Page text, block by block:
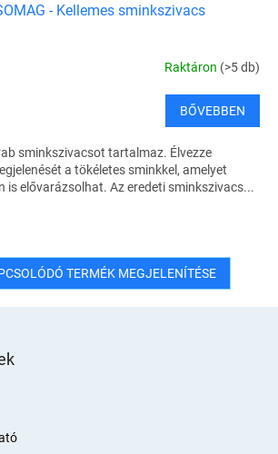
- Kellemes sminkszivacs
Raktáron (>5 db)
BŐVEBBEN
sminkszivacsot tartalmaz. Élvezze
a tökéletes sminkkel, amelyet
is elővarázsolhat. Az eredeti sminkszivacs...
TERMÉK MEGJELENÍTÉSE